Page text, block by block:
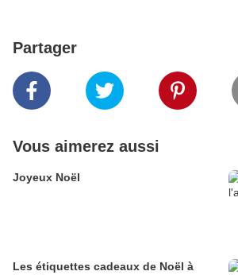
Partager
Vous aimerez aussi
Joyeux Noël
Les étiquettes cadeaux de Noël à